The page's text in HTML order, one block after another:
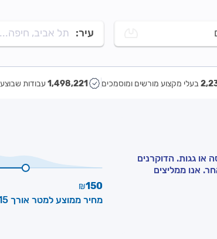
עיר: תל אביב, חיפה...
בעלי מקצוע מורשים ומוסמכים 1,498,221 עבודות
או גגות. הדוקרנים
אנו ממליצים
₪150
מחיר ממוצע למטר אורך ₪115